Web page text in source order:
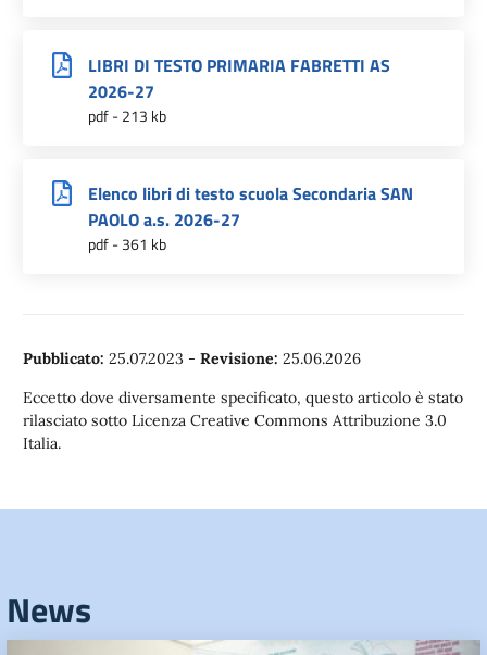
LIBRI DI TESTO PRIMARIA FABRETTI AS
2026-27
pdf - 213 kb
Elenco libri di testo scuola Secondaria SAN
PAOLO a.s. 2026-27
pdf - 361 kb
Pubblicato: 25.07.2023 - Revisione: 25.06.2026
Eccetto dove diversamente specificato, questo articolo è stato
rilasciato sotto Licenza Creative Commons Attribuzione 3.0
Italia.
News